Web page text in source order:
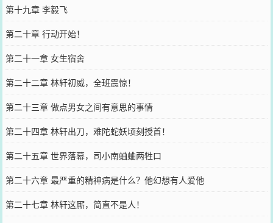
第十九章 李毅飞
第二十章 行动开始！
第二十一章 女生宿舍
第二十二章 林轩初威，全班震惊！
第二十三章 做点男女之间有意思的事情
第二十四章 林轩出刀，难陀蛇妖顷刻授首！
第二十五章 世界落幕，司小南蛐蛐两牲口
第二十六章 最严重的精神病是什么？他幻想有人爱他
第二十七章 林轩这厮，简直不是人！